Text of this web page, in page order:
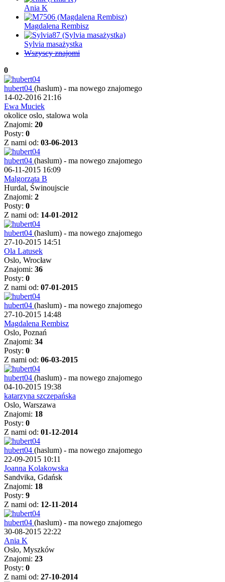
Ania K
Magdalena Rembisz
Sylvia masażystka
Wszyscy znajomi
0
hubert04 (haslum) - ma nowego znajomego
14-02-2016 21:16
Ewa Muciek
okolice oslo, stalowa wola
Znajomi: 20
Posty: 0
Z nami od: 03-06-2013
hubert04 (haslum) - ma nowego znajomego
06-11-2015 16:09
Malgorzata B
Hurdal, Świnoujscie
Znajomi: 2
Posty: 0
Z nami od: 14-01-2012
hubert04 (haslum) - ma nowego znajomego
27-10-2015 14:51
Ola Latusek
Oslo, Wrocław
Znajomi: 36
Posty: 0
Z nami od: 07-01-2015
hubert04 (haslum) - ma nowego znajomego
27-10-2015 14:48
Magdalena Rembisz
Oslo, Poznań
Znajomi: 34
Posty: 0
Z nami od: 06-03-2015
hubert04 (haslum) - ma nowego znajomego
04-10-2015 19:38
katarzyna szczepańska
Oslo, Warszawa
Znajomi: 18
Posty: 0
Z nami od: 01-12-2014
hubert04 (haslum) - ma nowego znajomego
22-09-2015 10:11
Joanna Kolakowska
Sandvika, Gdańsk
Znajomi: 18
Posty: 9
Z nami od: 12-11-2014
hubert04 (haslum) - ma nowego znajomego
30-08-2015 22:22
Ania K
Oslo, Myszków
Znajomi: 23
Posty: 0
Z nami od: 27-10-2014